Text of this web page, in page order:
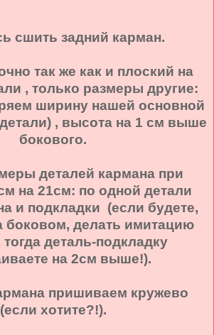
сшить задний карман.
так же как и плоский на
, только размеры другие:
ширину нашей основной
, высота на 1 см выше
бокового.
деталей кармана при
на 21см: по одной детали
и подкладки (если будете,
боковом, делать имитацию
тогда деталь-подкладку
на 2см выше!).
пришиваем кружево
(если хотите?!).